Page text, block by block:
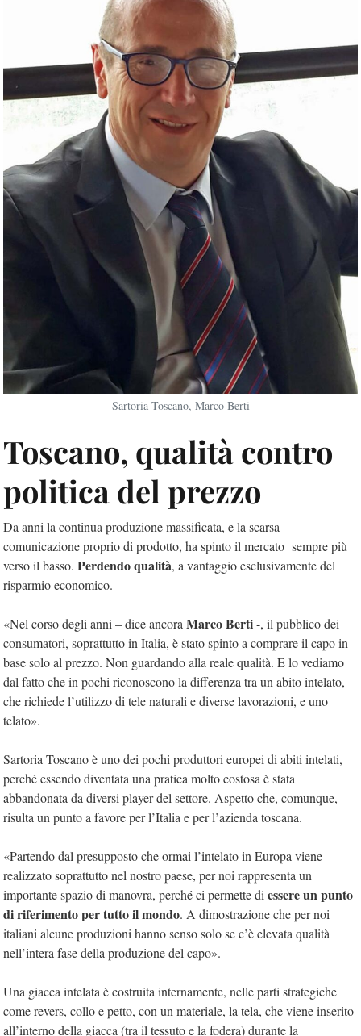
Sartoria Toscano, Marco Berti
Toscano, qualità contro
politica del prezzo
Da anni la continua produzione massificata, e la scarsa
comunicazione proprio di prodotto, ha spinto il mercato sempre più
verso il basso. Perdendo qualità, a vantaggio esclusivamente del
risparmio economico.
«Nel corso degli anni – dice ancoraMarco Berti-, il pubblico dei
consumatori, soprattutto in Italia, è stato spinto a comprare il capo in
base solo al prezzo. Non guardando alla reale qualità. E lo vediamo
dal fatto che in pochi riconoscono la differenza tra un abito intelato,
che richiede l’utilizzo di tele naturali e diverse lavorazioni, e uno
telato».
Sartoria Toscano è uno dei pochi produttori europei di abiti intelati,
perché essendo diventata una pratica molto costosa è stata
abbandonata da diversi player del settore. Aspetto che, comunque,
risulta un punto a favore per l’Italia e per l’azienda toscana.
«Partendo dal presupposto che ormai l’intelato in Europa viene
realizzato soprattutto nel nostro paese, per noi rappresenta un
importante spazio di manovra, perché ci permette diessere un punto
di riferimento per tutto il mondo. A dimostrazione che per noi
italiani alcune produzioni hanno senso solo se c’è elevata qualità
nell’intera fase della produzione del capo».
Una giacca intelata è costruita internamente, nelle parti strategiche
come revers, collo e petto, con un materiale, la tela, che viene inserito
all’interno della giacca (tra il tessuto e la fodera) durante la